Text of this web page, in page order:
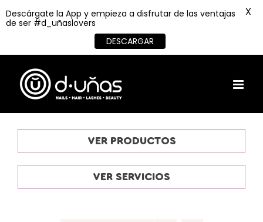
content
VER PRODUCTOS
VER SERVICIOS
Descárgate la App y empieza a disfrutar de las ventajas
de ser #d_uñaslovers
DESCARGAR
X